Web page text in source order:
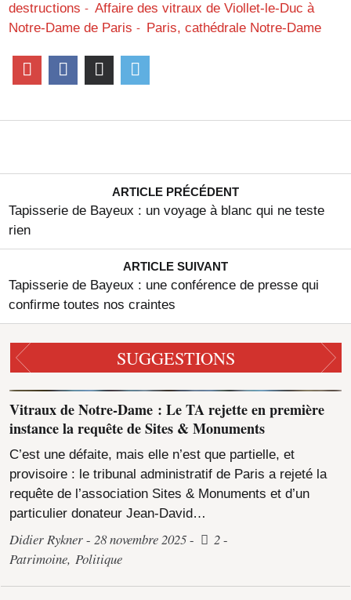
destructions
Affaire des vitraux de Viollet-le-Duc à
Notre-Dame de Paris
Paris, cathédrale Notre-Dame
ARTICLE PRÉCÉDENT
Tapisserie de Bayeux : un voyage à blanc qui ne teste
rien
ARTICLE SUIVANT
Tapisserie de Bayeux : une conférence de presse qui
confirme toutes nos craintes
SUGGESTIONS
Vitraux de Notre-Dame : Le TA rejette en première
instance la requête de Sites & Monuments
C’est une défaite, mais elle n’est que partielle, et
provisoire : le tribunal administratif de Paris a rejeté la
requête de l’association Sites & Monuments et d’un
particulier donateur Jean-David…
Didier Rykner 28 novembre 2025
2
Patrimoine,Politique